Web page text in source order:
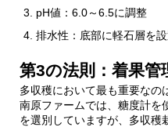
4.1.1.信州の
5.収穫時期の見極め
5.1.収穫適期の
pH値：6.0～6.5に調整
排水性：底部に軽石層を
第3の法則：着果管
多収穫において最も重要なの
南原ファームでは、糖度計を
を選別していますが、多収穫